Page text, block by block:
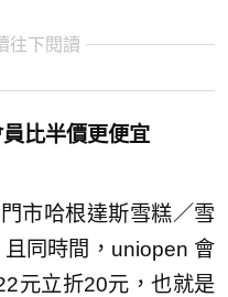
往下閱讀
比半價更便宜
市哈根達斯雪糕／雪
同時間，uniopen 會
元立折20元，也就是